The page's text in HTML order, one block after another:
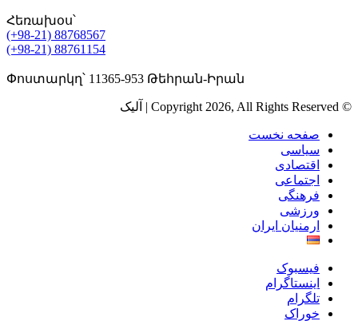
Հեռախօս՝
(+98-21) 88768567
(+98-21) 88761154
Փոստարկղ՝ 11365-953 Թեհրան-Իրան
© Copyright 2026, All Rights Reserved | آلیک
صفحه نخست
سیاسی
اقتصادی
اجتماعی
فرهنگی
ورزشی
ارمنیان ایران
فیسبوک
اینستاگرام
تلگرام
خوراک